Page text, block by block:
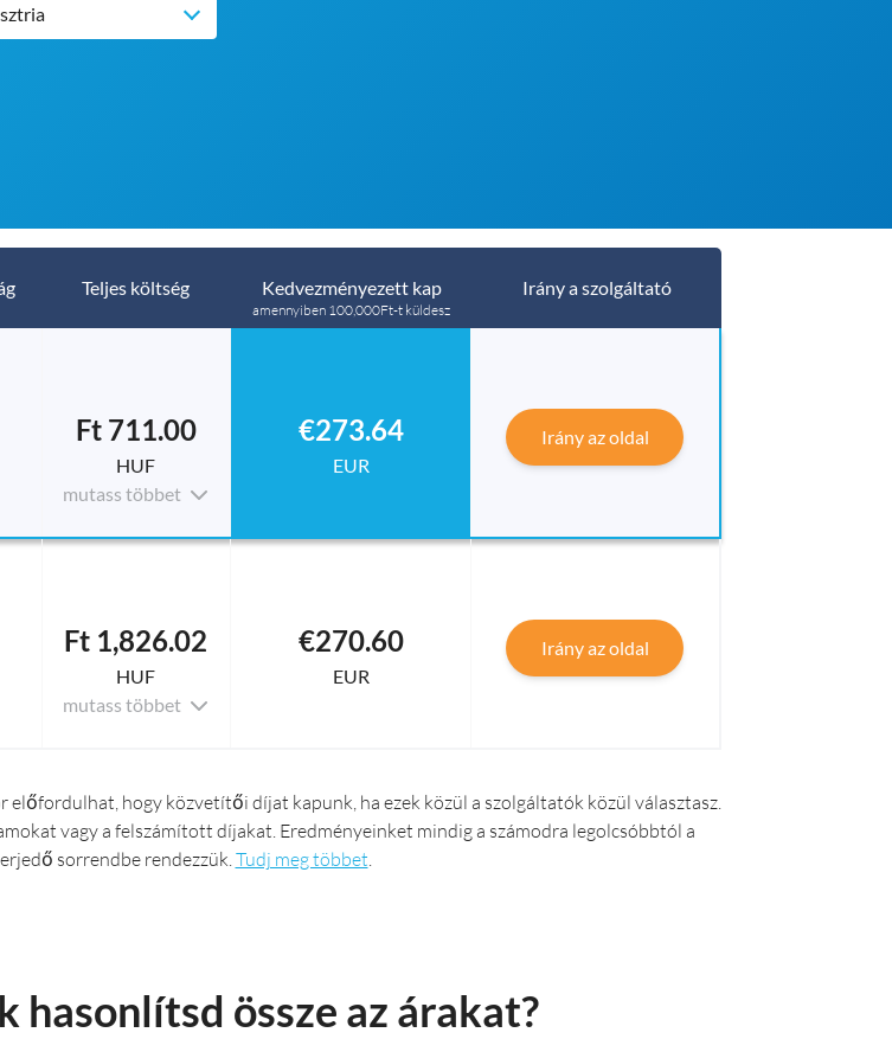
Teljes költség Kedvezményezett kap
amennyiben 100,000Ft-t küldesz
Irány a szolgáltató
Ft 711.00
HUF
mutass többet
€273.64
EUR
Irány az oldal
Ft 1,826.02
HUF
mutass többet
€270.60
EUR
Irány az oldal
hogy közvetítői díjat kapunk, ha ezek közül a szolgáltatók közül választasz.
vagy a felszámított díjakat. Eredményeinket mindig a számodra legolcsóbbtól a
sorrendbe rendezzük. Tudj meg többet
hasonlítsd össze az árakat?